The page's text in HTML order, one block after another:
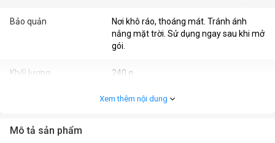
Bảo quản
Nơi khô ráo, thoáng mát. Tránh ánh
nắng mặt trời. Sử dụng ngay sau khi mở
gói.
Khối lượng 240 g
Thời hạn sử dụng (Tháng) 12 tháng kể từ ngày sản xuất
Xem thêm nội dung
Mô tả sản phẩm